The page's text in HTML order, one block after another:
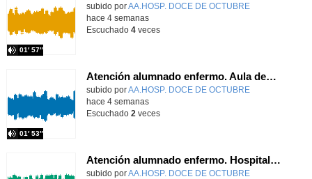
Contenido educativo.
subido porAA.HOSP. DOCE DE OCTUBRE
01′ 57″
-
hace 4 semanas
Escuchado 4veces
Atención alumnado enfermo. Aula dentro del hospital. Laura Gómez-Pardo Gayete
Contenido educativo.
subido porAA.HOSP. DOCE DE OCTUBRE
01′ 53″
-
hace 4 semanas
Escuchado 2 veces
Atención alumnado enfermo. Hospitalización Psiquiátrica. Laura Barrasa Fano.
Contenido educativo.
subido porAA.HOSP. DOCE DE OCTUBRE-